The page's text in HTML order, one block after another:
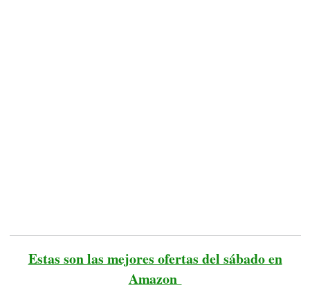
Estas son las mejores ofertas del sábado en
Amazon